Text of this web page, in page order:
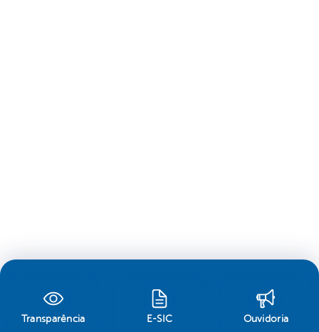
Transparência E-SIC Ouvidoria